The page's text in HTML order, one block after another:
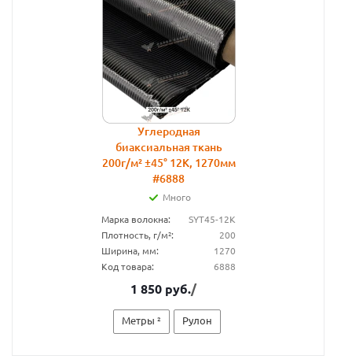
Углеродная
биаксиальная ткань
200г/м² ±45° 12К, 1270мм
#6888
Много
Марка волокна:
SYT45-12К
Плотность, г/м²:
200
Ширина, мм:
1270
Код товара:
6888
1 850 руб./
Метры ² Рулон